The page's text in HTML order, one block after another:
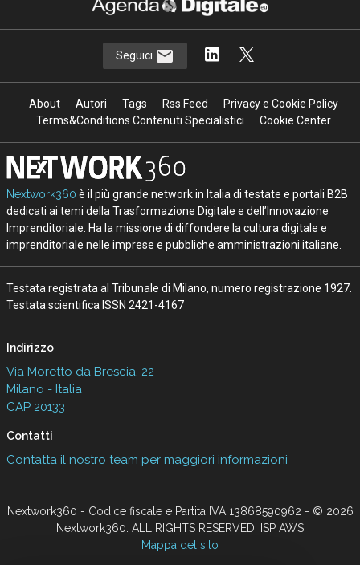
Seguici
About Autori Tags Rss Feed
Privacy e Cookie Policy
Terms&Conditions Contenuti Specialistici
Cookie Center
Nextwork360 è il più grande network in Italia di testate e portali B2B
dedicati ai temi della Trasformazione Digitale e dell’Innovazione
Imprenditoriale. Ha la missione di diffondere la cultura digitale e
imprenditoriale nelle imprese e pubbliche amministrazioni italiane.
Testata registrata al Tribunale di Milano, numero registrazione 1927.
Testata scientifica ISSN 2421-4167
Indirizzo
Via Moretto da Brescia, 22
Milano - Italia
CAP 20133
Contatti
Contatta il nostro team per maggiori informazioni
Nextwork360 - Codice fiscale e Partita IVA 13868590962 - © 2026
Nextwork360. ALL RIGHTS RESERVED. ISP AWS
Mappa del sito